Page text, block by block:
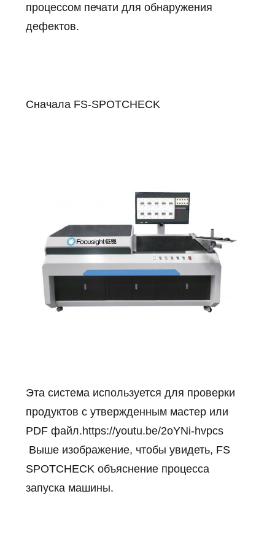
процессом печати для обнаружения
дефектов.
Сначала FS-SPOTCHECK
Эта система используется для проверки
продуктов с утвержденным мастер или
PDF файл.https://youtu.be/2oYNi-hvpcs
Выше изображение, чтобы увидеть, FS
SPOTCHECK объяснение процесса
запуска машины.